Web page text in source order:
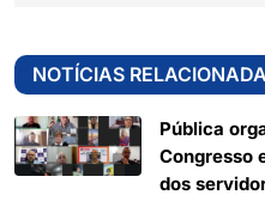
NOTÍCIAS
Pública
Congresso
dos